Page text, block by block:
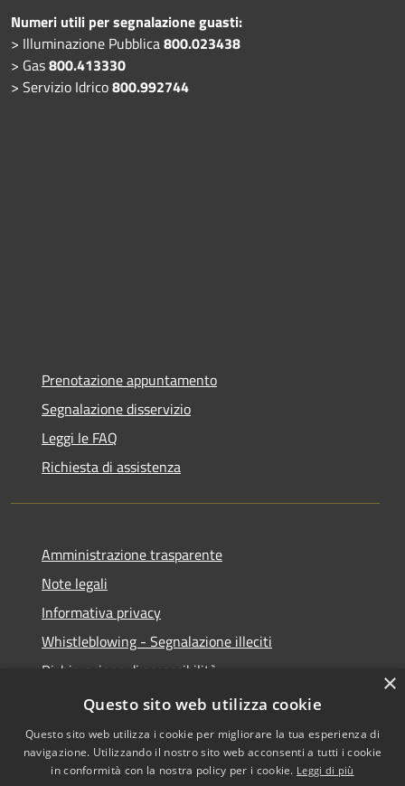
Numeri utili per segnalazione guasti:
> Illuminazione Pubblica800.023438
> Gas800.413330
> Servizio Idrico800.992744
Prenotazione appuntamento
Segnalazione disservizio
Leggi le FAQ
Richiesta di assistenza
Amministrazione trasparente
Note legali
Informativa privacy
Whistleblowing - Segnalazione illeciti
Dichiarazione di accessibilità
Obiettivi di acessibilità
×
Questo sito web utilizza cookie
Questo sito web utilizza i cookie per migliorare la tua esperienza di
navigazione. Utilizzando il nostro sito web acconsenti a tutti i cookie
in conformità con la nostra policy per i cookie. Leggi di più